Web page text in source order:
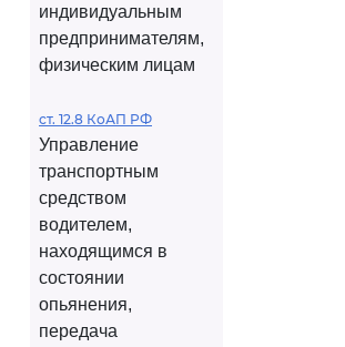
индивидуальным
предпринимателям,
физическим лицам
ст. 12.8 КоАП РФ
Управление
транспортным
средством
водителем,
находящимся в
состоянии
опьянения,
передача